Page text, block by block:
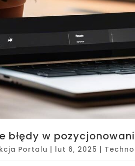
błędy w
Portalu | lut 6, 2025 |